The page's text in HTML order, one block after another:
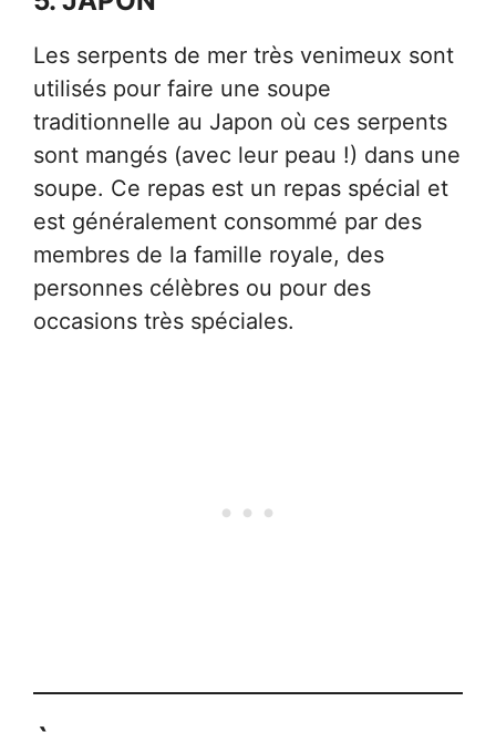
Les serpents de mer très venimeux sont
utilisés pour faire une soupe
traditionnelle au Japon où ces serpents
sont mangés (avec leur peau !) dans une
soupe. Ce repas est un repas spécial et
est généralement consommé par des
membres de la famille royale, des
personnes célèbres ou pour des
occasions très spéciales.